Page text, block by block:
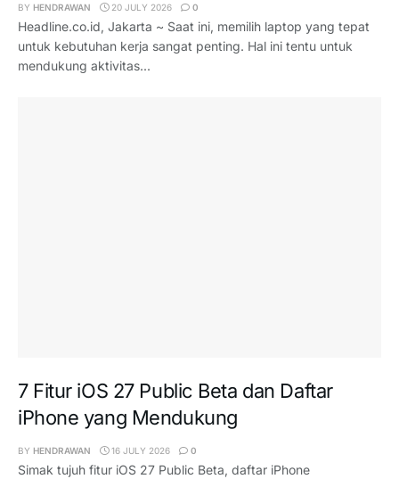
BY HENDRAWAN 20 JULY 2026 0
Headline.co.id, Jakarta ~ Saat ini, memilih laptop yang tepat
untuk kebutuhan kerja sangat penting. Hal ini tentu untuk
mendukung aktivitas...
7 Fitur iOS 27 Public Beta dan Daftar
iPhone yang Mendukung
BY HENDRAWAN 16 JULY 2026 0
Simak tujuh fitur iOS 27 Public Beta, daftar iPhone